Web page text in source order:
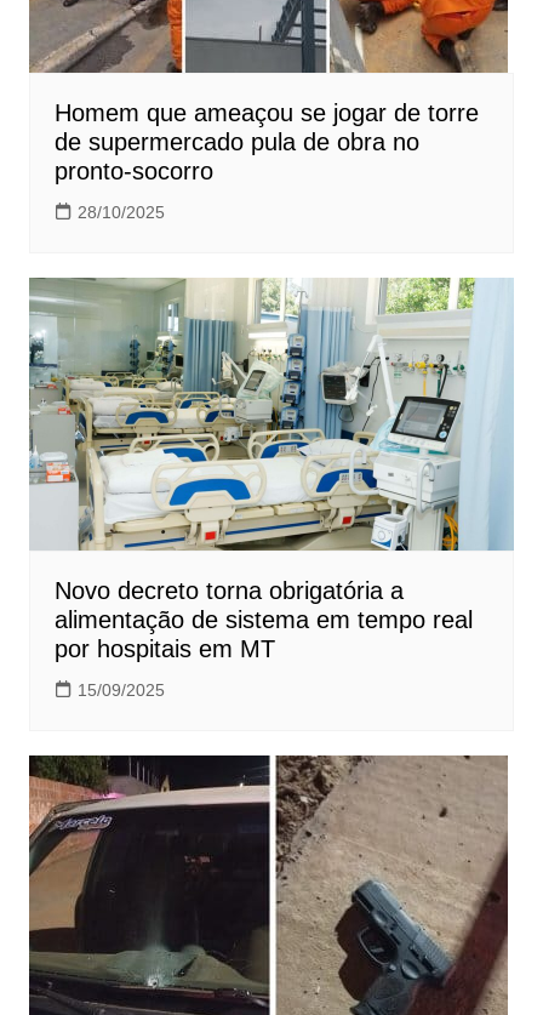
Homem que ameaçou se jogar de torre
de supermercado pula de obra no
pronto-socorro
28/10/2025
Novo decreto torna obrigatória a
alimentação de sistema em tempo real
por hospitais em MT
15/09/2025